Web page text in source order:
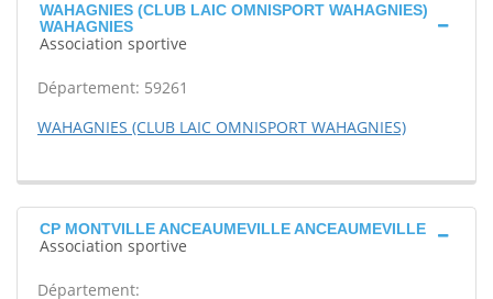
WAHAGNIES (CLUB LAIC OMNISPORT WAHAGNIES)
WAHAGNIES
Association sportive
Département: 59261
WAHAGNIES (CLUB LAIC OMNISPORT WAHAGNIES)
CP MONTVILLE ANCEAUMEVILLE ANCEAUMEVILLE
Association sportive
Département: